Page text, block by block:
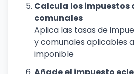
Calcula los impuestos
comunales
Aplica las tasas de
y comunales aplicables
imponible